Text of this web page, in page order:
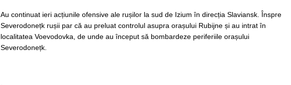
Au continuat ieri acțiunile ofensive ale rușilor la sud de Izium în direcția Slaviansk. Înspre
Severodonețk rușii par că au preluat controlul asupra orașului Rubijne și au intrat în
localitatea Voevodovka, de unde au început să bombardeze periferiile orașului
Severodonețk.